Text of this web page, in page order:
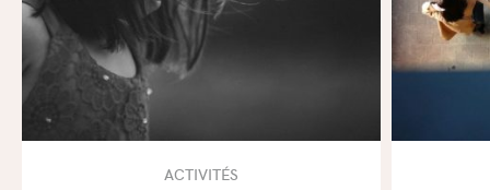
ACTIVITÉS